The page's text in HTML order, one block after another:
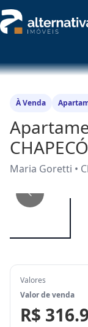
À Venda
Maria Goretti •
Valores
Valor de venda
R$